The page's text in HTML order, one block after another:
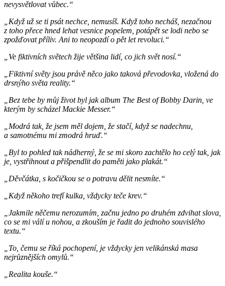
nevysvětlovat vůbec.“
„Když už se ti psát nechce, nemusíš. Když toho necháš, nezačnou
z toho přece hned lehat vesnice popelem, potápět se lodi nebo se
zpožďovat příliv. Ani to neopozdí o pět let revoluci.“
„Ve fiktivních světech žije většina lidí, co jich svět nosí.“
„Fiktivní světy jsou právě něco jako taková převodovka, vložená do
drsnýho světa reality.“
„Bez tebe by můj život byl jak album The Best of Bobby Darin, ve
kterým by scházel Mackie Messer.“
„Modrá tak, že jsem měl dojem, že stačí, když se nadechnu,
a samotnému mi zmodrá hruď.“
„Byl to pohled tak nádherný, že se mi skoro zachtělo ho celý tak, jak
je, vystřihnout a přišpendlit do paměti jako plakát.“
„Děvčátka, s kočičkou se o potravu dělit nesmíte.“
„Když někoho trefí kulka, vždycky teče krev.“
„Jakmile něčemu nerozumím, začnu jedno po druhém zdvihat slova,
co se mi válí u nohou, a zkouším je řadit do jednoho souvislého
textu.“
„To, čemu se říká pochopení, je vždycky jen velikánská masa
nejrůznějších omylů.“
„Realita kouše.“